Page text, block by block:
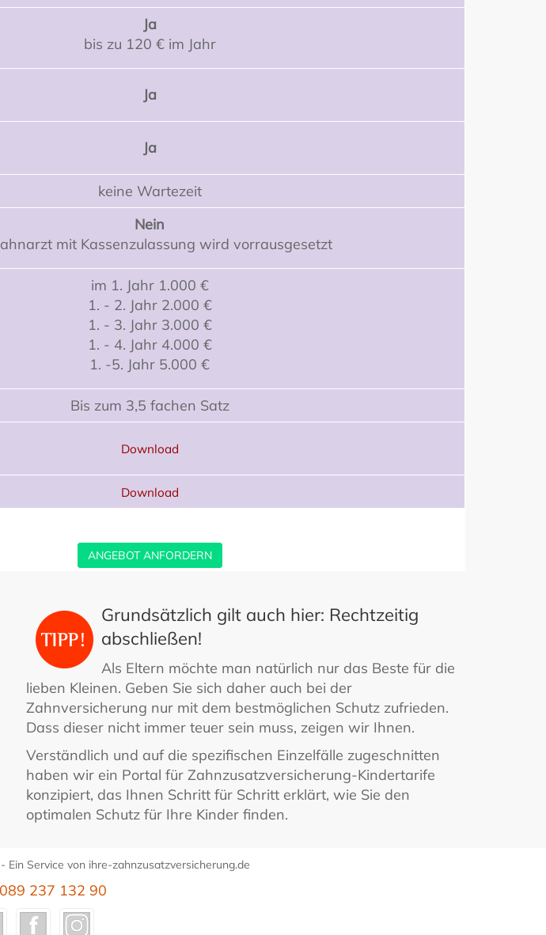
Ja
bis zu 120 € im Jahr
Ja
Ja
keine Wartezeit
Nein
mit Kassenzulassung wird vorrausgesetzt
im 1. Jahr 1.000 €
1. - 2. Jahr 2.000 €
1. - 3. Jahr 3.000 €
1. - 4. Jahr 4.000 €
1. -5. Jahr 5.000 €
Bis zum 3,5 fachen Satz
Download
Download
ANGEBOT ANFORDERN
Grundsätzlich gilt auch hier: Rechtzeitig
abschließen!
Als Eltern möchte man natürlich nur das Beste für die
lieben Kleinen. Geben Sie sich daher auch bei der
Zahnversicherung nur mit dem bestmöglichen Schutz zufrieden.
Dass dieser nicht immer teuer sein muss, zeigen wir Ihnen.
Verständlich und auf die spezifischen Einzelfälle zugeschnitten
haben wir ein Portal für Zahnzusatzversicherung-Kindertarife
konzipiert, das Ihnen Schritt für Schritt erklärt, wie Sie den
optimalen Schutz für Ihre Kinder finden.
Ein Service von ihre-zahnzusatzversicherung.de
237 132 90